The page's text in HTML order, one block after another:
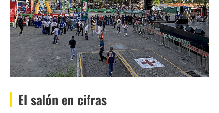
El salón en cifras